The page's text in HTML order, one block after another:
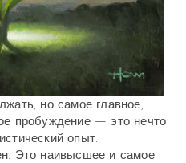
но самое главное,
пробуждение — это нечто
опыт.
Это наивысшее и самое